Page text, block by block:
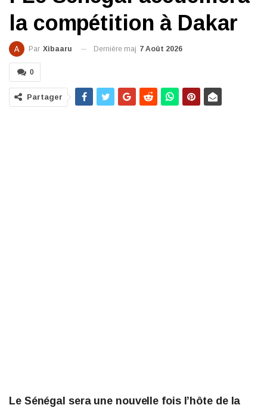
la compétition à Dakar
Par Xibaaru Dernière maj 7 Août 2026
0
Partager
Le Sénégal sera une nouvelle fois l’hôte de la